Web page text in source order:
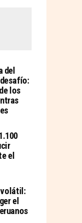
del
los
el
el